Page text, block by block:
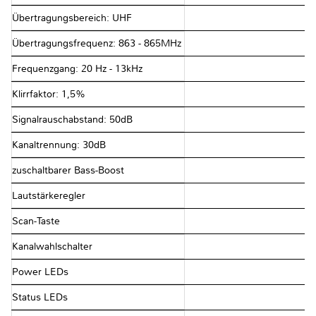
Übertragungsbereich: UHF
Übertragungsfrequenz: 863 - 865MHz
Frequenzgang: 20 Hz - 13kHz
Klirrfaktor: 1,5%
Signalrauschabstand: 50dB
Kanaltrennung: 30dB
zuschaltbarer Bass-Boost
Lautstärkeregler
Scan-Taste
Kanalwahlschalter
Power LEDs
Status LEDs